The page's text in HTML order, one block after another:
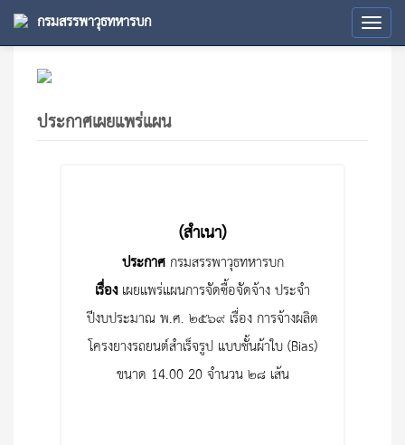
กรมสรรพาวุธทหารบก
ประกาศเผยแพร่แผน
(สำเนา)
ประกาศกรมสรรพาวุธทหารบก
เรื่องเผยแพร่แผนการจัดซื้อจัดจ้าง ประจำ
ปีงบประมาณ พ.ศ. ๒๕๖๙ เรื่อง การจ้างผลิต
โครงยางรถยนต์สำเร็จรูป แบบชั้นผ้าใบ (Bias)
ขนาด 14.00-20 จำนวน ๒๘ เส้น